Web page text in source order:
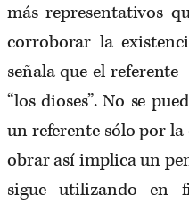
más representativos
corroborar la
señala que el referente
“los dioses”. No se
un referente sólo por
obrar así implica un
sigue utilizando en